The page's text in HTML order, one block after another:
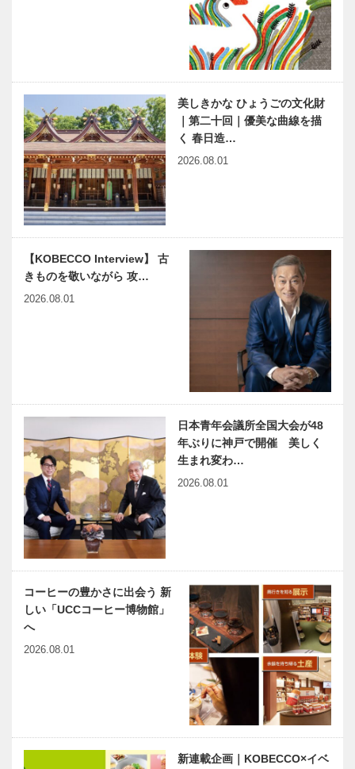
ト）］ライン
河クルーズ
⑦ モーゼル
河を航く
17
美しきかな ひょうごの文化財
｜第二十回｜優美な曲線を描
く 春日造…
2026.08.01
【KOBECCO Interview】 古
きものを敬いながら 攻…
2026.08.01
日本青年会議所全国大会が48
年ぶりに神戸で開催 美しく
生まれ変わ…
2026.08.01
コーヒーの豊かさに出会う 新
しい「UCCコーヒー博物館」
へ
2026.08.01
新連載企画｜KOBECCO×イベ